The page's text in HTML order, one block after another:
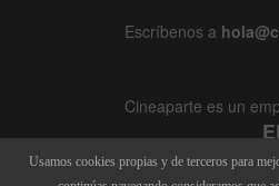
Escríbenos a
Cineaparte es un
Usamos cookies propias y de terceros para